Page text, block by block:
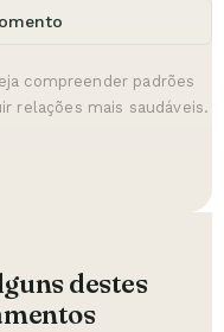
compreender padrões
relações mais saudáveis.
destes